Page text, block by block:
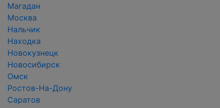
Магадан
Москва
Нальчик
Находка
Новокузнецк
Новосибирск
Омск
Ростов-На-Дону
Саратов